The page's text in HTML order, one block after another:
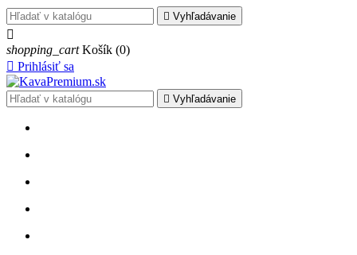
 Vyhľadávanie

shopping_cart Košík (0)
 Prihlásiť sa
 Vyhľadávanie